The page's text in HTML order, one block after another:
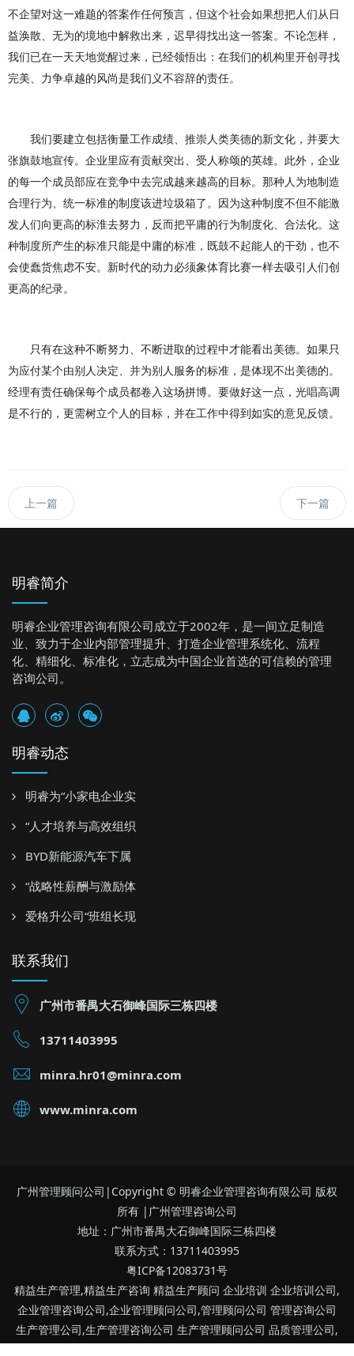
不企望对这一难题的答案作任何预言，但这个社会如果想把人们从日
益涣散、无为的境地中解救出来，迟早得找出这一答案。不论怎样，
我们已在一天天地觉醒过来，已经领悟出：在我们的机构里开创寻找
完美、力争卓越的风尚是我们义不容辞的责任。
我们要建立包括衡量工作成绩、 推崇人类美德的新文化，并要大
张旗鼓地宣传。企业里应有贡献突出、受人称颂的英雄。此外，企业
的每一个成员部应在竞争中去完成越来越高的目标。那种人为地制造
合理行为、统一标准的制度该进垃圾箱了。因为这种制度不但不能激
发人们向更高的标淮去努力，反而把平庸的行为制度化、合法化。这
种制度所产生的标准只能是中庸的标准，既鼓不起能人的干劲，也不
会使蠢货焦虑不安。新时代的动力必须象体育比赛一样去吸引人们创
更高的纪录。
只有在这种不断努力、不断进取的过程中才能看出美德。如果只
为应付某个由别人决定、并为别人服务的标准， 是体现不出美德的。
经理有责任确保每个成员都卷入这场拼博。要做好这一点，光唱高调
是不行的，更需树立个人的目标，并在工作中得到如实的意见反馈。
上一篇 下一篇
明睿简介
明睿企业管理咨询有限公司成立于2002年，是一间立足制造
业、致力于企业内部管理提升、打造企业管理系统化、流程
化、精细化、标准化，立志成为中国企业首选的可信赖的管理
咨询公司。
明睿动态
明睿为“小家电企业实
“人才培养与高效组织
BYD新能源汽车下属
“战略性薪酬与激励体
爱格升公司“班组长现
联系我们
广州市番禺大石御峰国际三栋四楼
13711403995
minra.hr01@minra.com
www.minra.com
广州管理顾问公司|Copyright © 明睿企业管理咨询有限公司 版权
所有 |广州管理咨询公司
地址：广州市番禺大石御峰国际三栋四楼
联系方式：13711403995
粤ICP备12083731号
精益生产管理,精益生产咨询 精益生产顾问 企业培训 企业培训公司,
企业管理咨询公司,企业管理顾问公司,管理顾问公司 管理咨询公司
生产管理公司,生产管理咨询公司 生产管理顾问公司 品质管理公司,